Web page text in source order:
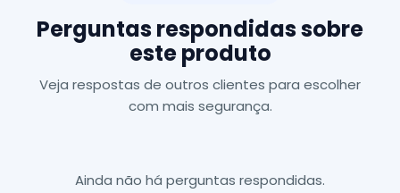
Perguntas respondidas sobre
este produto
Veja respostas de outros clientes para escolher
com mais segurança.
Ainda não há perguntas respondidas.